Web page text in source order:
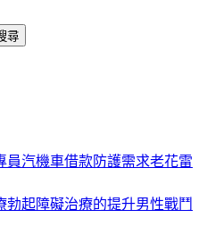
尋
員汽機車借款防護需求老花雷
起障礙治療的提升男性戰鬥